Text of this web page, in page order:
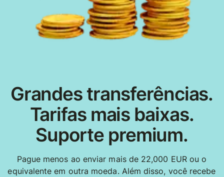
Grandes transferências.
Tarifas mais baixas.
Suporte premium.
Pague menos ao enviar mais de 22,000 EUR ou o
equivalente em outra moeda. Além disso, você recebe